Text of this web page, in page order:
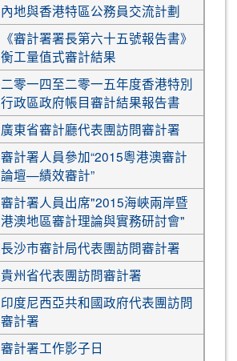
內地與香港特區公務員交流計劃
《審計署署長第六十五號報告書》
衡工量值式審計結果
二零一四至二零一五年度香港特別
行政區政府帳目審計結果報告書
廣東省審計廳代表團訪問審計署
審計署人員參加“2015粵港澳審計
論壇—績效審計”
審計署人員出席"2015海峽兩岸暨
港澳地區審計理論與實務研討會"
長沙市審計局代表團訪問審計署
貴州省代表團訪問審計署
印度尼西亞共和國政府代表團訪問
審計署
審計署工作影子日